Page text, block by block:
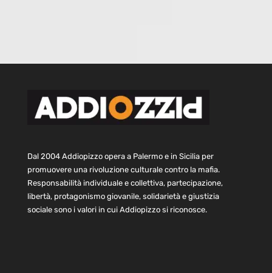
Dal 2004 Addiopizzo opera a Palermo e in Sicilia per
promuovere una rivoluzione culturale contro la mafia.
Responsabilità individuale e collettiva, partecipazione,
libertà, protagonismo giovanile, solidarietà e giustizia
sociale sono i valori in cui Addiopizzo si riconosce.